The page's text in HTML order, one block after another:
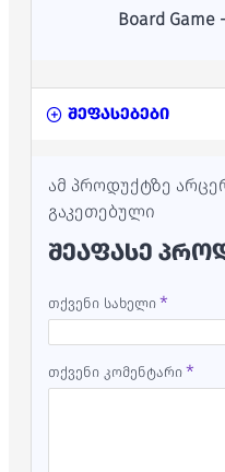
Board Game
შეფასებები
ამ პროდუქტზე
გაკეთებული
ᲨᲔᲐᲤᲐᲡᲔ
თქვენი სახელი
თქვენი კომენტარი